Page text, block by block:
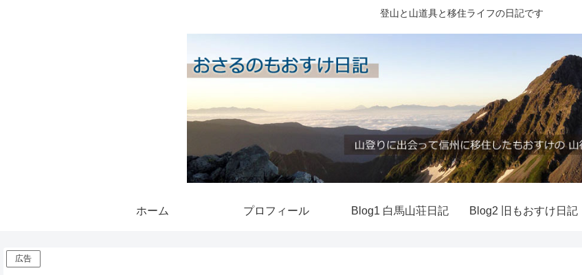
登山と山道具と移住ライフの日記です
ホーム プロフィール Blog1 白馬山荘日記 Blog2 旧もおすけ日記
広告